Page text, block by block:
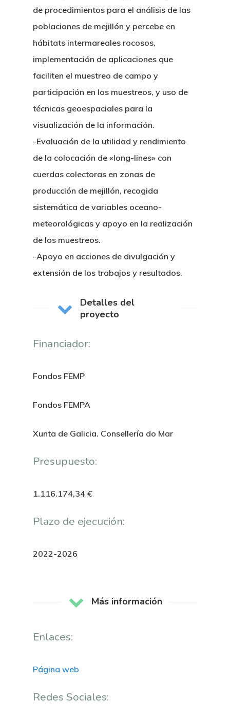
de procedimientos para el análisis de las
poblaciones de mejillón y percebe en
hábitats intermareales rocosos,
implementación de aplicaciones que
faciliten el muestreo de campo y
participación en los muestreos, y uso de
técnicas geoespaciales para la
visualización de la información.
-Evaluación de la utilidad y rendimiento
de la colocación de «long-lines» con
cuerdas colectoras en zonas de
producción de mejillón, recogida
sistemática de variables oceano-
meteorológicas y apoyo en la realización
de los muestreos.
-Apoyo en acciones de divulgación y
extensión de los trabajos y resultados.
Detalles del
proyecto
Financiador:
Fondos FEMP
Fondos FEMPA
Xunta de Galicia. Consellería do Mar
Presupuesto:
1.116.174,34 €
Plazo de ejecución:
2022-2026
Más información
Enlaces:
Página web
Redes Sociales:
Nosotros